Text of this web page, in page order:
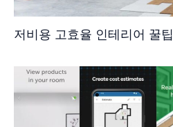
저비용 고효율 인테리어 꿀팁